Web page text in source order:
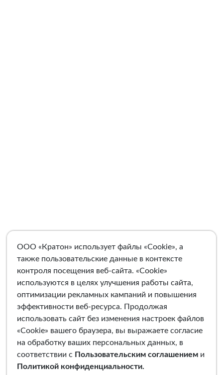
ООО «Кратон» использует файлы «Cookie», а
также пользовательские данные в контексте
контроля посещения веб-сайта. «Cookie»
используются в целях улучшения работы сайта,
оптимизации рекламных кампаний и повышения
эффективности веб-ресурса. Продолжая
использовать сайт без изменения настроек файлов
«Cookie» вашего браузера, вы выражаете согласие
на обработку ваших персональных данных, в
соответствии с Пользовательским соглашением и
Политикой конфиденциальности.